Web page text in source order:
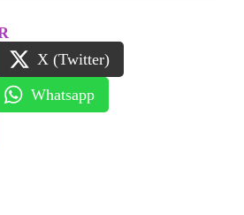
X (Twitter)
Whatsapp